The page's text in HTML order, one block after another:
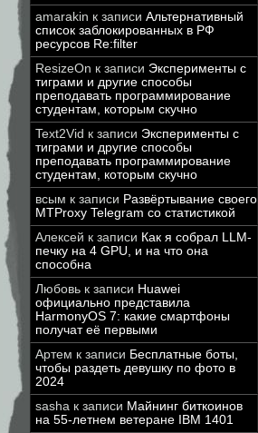
amarakin к записи Альтернативный
список заблокированных в РФ
ресурсов Re:filter
ResizeOn к записи Эксперименты с
тиграми и другие способы
преподавать программирование
студентам, которым скучно
Text2Vid к записи Эксперименты с
тиграми и другие способы
преподавать программирование
студентам, которым скучно
всым к записи Развёртывание своего
MTProxy Telegram со статистикой
Алексей к записи Как я собрал LLM-
печку на 4 GPU, и на что она
способна
Любовь к записи Huawei
официально представила
HarmonyOS 7: какие смартфоны
получат её первыми
Артем к записи Бесплатные боты,
чтобы раздеть девушку по фото в
2024
sasha к записи Майнинг биткоинов
на 55-летнем ветеране IBM 1401